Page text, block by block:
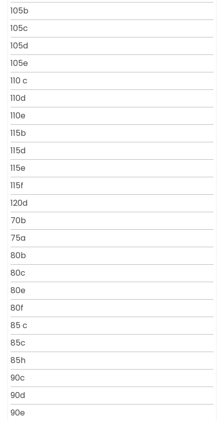
105b
105c
105d
105e
110 c
110d
110e
115b
115d
115e
115f
120d
70b
75a
80b
80c
80e
80f
85 c
85c
85h
90c
90d
90e